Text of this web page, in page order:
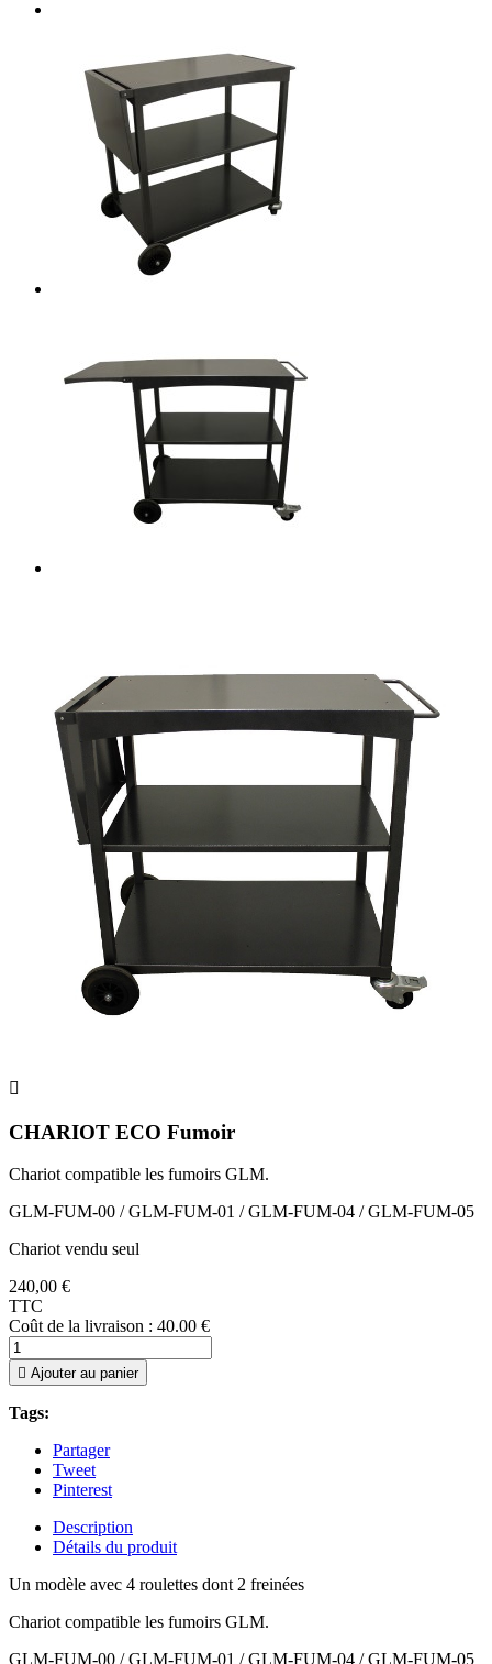

CHARIOT ECO Fumoir
Chariot compatible les fumoirs GLM.
GLM-FUM-00 / GLM-FUM-01 / GLM-FUM-04 / GLM-FUM-05
Chariot vendu seul
240,00 €
TTC
Coût de la livraison : 40.00 €
 Ajouter au panier
Tags:
Partager
Tweet
Pinterest
Description
Détails du produit
Un modèle avec 4 roulettes dont 2 freinées
Chariot compatible les fumoirs GLM.
GLM-FUM-00 / GLM-FUM-01 / GLM-FUM-04 / GLM-FUM-05